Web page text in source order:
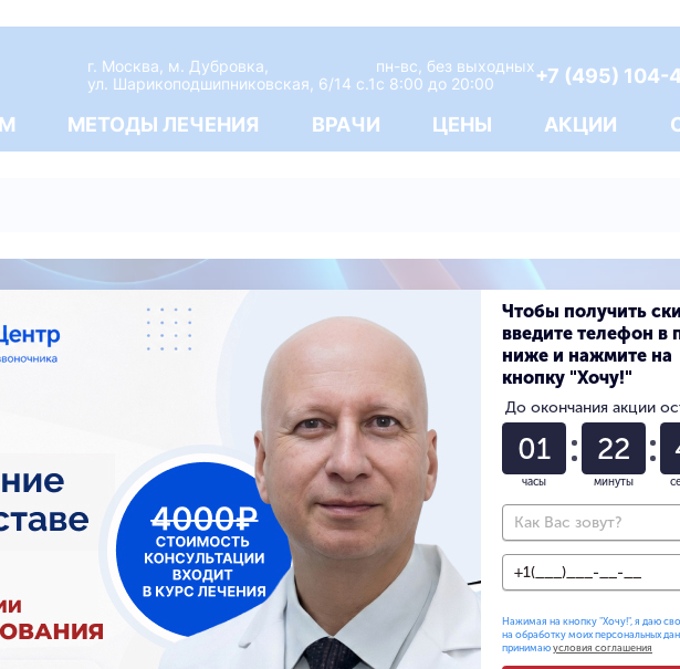
г. Москва, м. Дубровка,
ул. Шарикоподшипниковская, 6/14 с.1
пн-вс, без выходных
c 8:00 до 20:00
+7 (495) 104-
МЕТОДЫ ЛЕЧЕНИЯ ВРАЧИ ЦЕНЫ АКЦИИ
Чтобы получить
введите телефон в
ниже и нажмите на
кнопку "Хочу!"
До окончания акции
01
часы
22
минуты
Нажимая на кнопку "Хочу!", я даю
на обработку моих персональных
принимаю условия соглашения